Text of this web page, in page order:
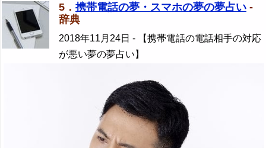
5． 携帯電話の夢・スマホの夢の夢占い -
辞典
2018年11月24日 - 【携帯電話の電話相手の対応
が悪い夢の夢占い】